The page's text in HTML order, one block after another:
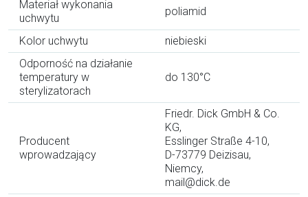
Materiał wykonania
uchwytu
poliamid
Kolor uchwytu
niebieski
Odporność na działanie
temperatury w
sterylizatorach
do 130°C
Producent
wprowadzający
Friedr. Dick GmbH & Co.
KG,
Esslinger Straße 4-10,
D-73779 Deizisau,
Niemcy,
mail@dick.de